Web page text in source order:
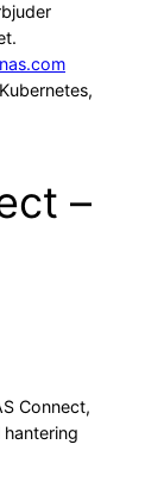
–
Connect,